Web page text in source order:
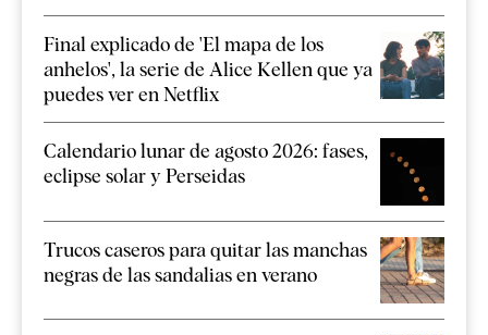
Final explicado de 'El mapa de los
anhelos', la serie de Alice Kellen que ya
puedes ver en Netflix
Calendario lunar de agosto 2026: fases,
eclipse solar y Perseidas
Trucos caseros para quitar las manchas
negras de las sandalias en verano